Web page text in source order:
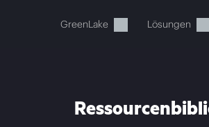
GreenLake Lösungen